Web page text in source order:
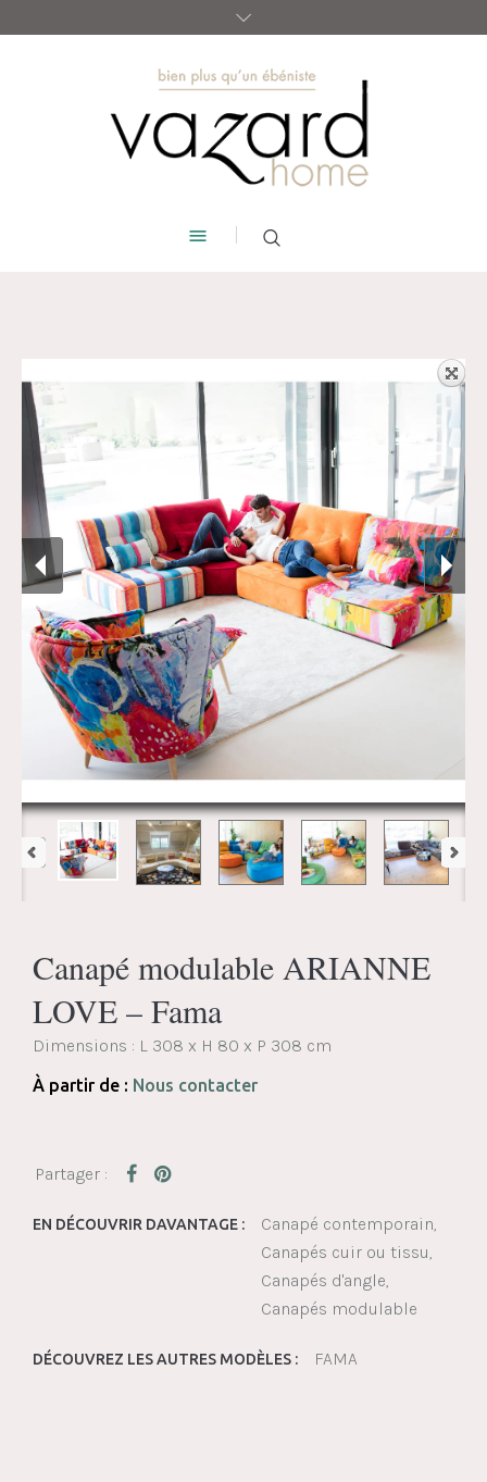
Canapé modulable ARIANNE
LOVE – Fama
Dimensions : L 308 x H 80 x P 308 cm
À partir de : Nous contacter
EN DÉCOUVRIR DAVANTAGE :
Canapé contemporain
Canapés cuir ou tissu
Canapés d'angle
Canapés modulable
DÉCOUVREZ LES AUTRES MODÈLES : FAMA